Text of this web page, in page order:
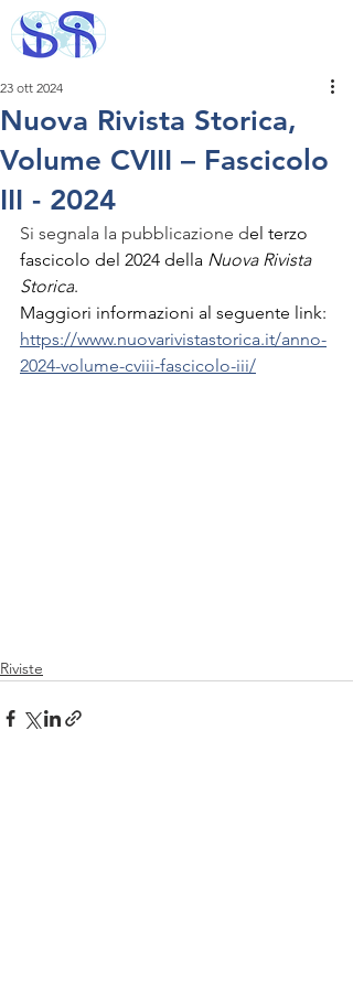
Nuova Rivista Storica,
Volume CVIII – Fascicolo
III - 2024
23 ott 2024
Si segnala la pubblicazione del terzo
fascicolo del 2024 della Nuova Rivista
Storica.
Maggiori informazioni al seguente link:
https://www.nuovarivistastorica.it/anno-
2024-volume-cviii-fascicolo-iii/
Riviste